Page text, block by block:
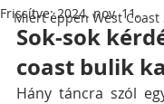
Miért éppen West Coast
Frissítve:2024. nov. 11.
Sok-sok
coast bulik
Hány táncra szól